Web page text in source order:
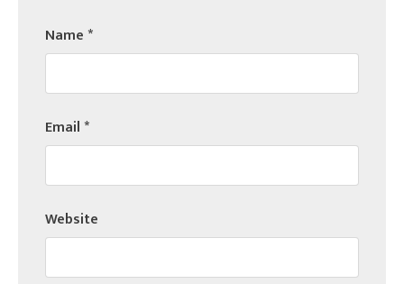
Name*
Email*
Website